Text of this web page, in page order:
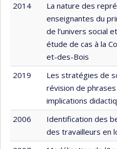
2014
La nature des
enseignantes du
de l’univers social
étude de cas à la
et-des-Bois
2019
Les stratégies de
révision de
implications
2006
Identification des
des travailleurs en